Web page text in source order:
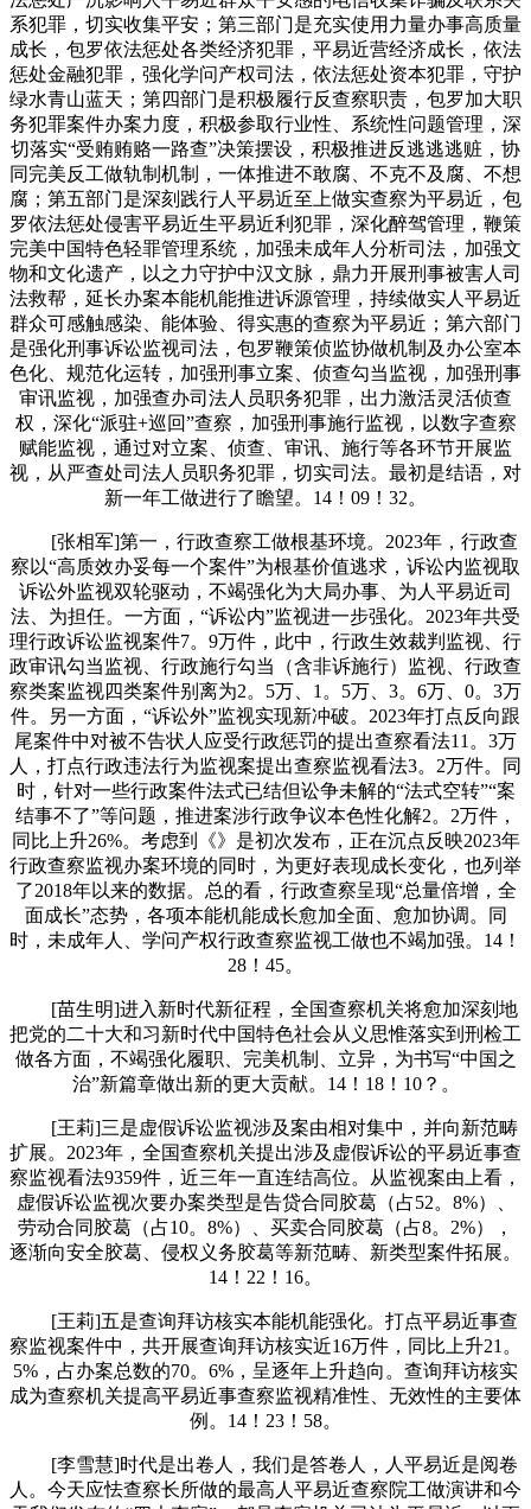
系犯罪，切实收集平安；第三部门是充实使用力量办事高质量
成长，包罗依法惩处各类经济犯罪，平易近营经济成长，依法
惩处金融犯罪，强化学问产权司法，依法惩处资本犯罪，守护
绿水青山蓝天；第四部门是积极履行反查察职责，包罗加大职
务犯罪案件办案力度，积极参取行业性、系统性问题管理，深
切落实“受贿贿赂一路查”决策摆设，积极推进反逃逃逃赃，协
同完美反工做轨制机制，一体推进不敢腐、不克不及腐、不想
腐；第五部门是深刻践行人平易近至上做实查察为平易近，包
罗依法惩处侵害平易近生平易近利犯罪，深化醉驾管理，鞭策
完美中国特色轻罪管理系统，加强未成年人分析司法，加强文
物和文化遗产，以之力守护中汉文脉，鼎力开展刑事被害人司
法救帮，延长办案本能机能推进诉源管理，持续做实人平易近
群众可感触感染、能体验、得实惠的查察为平易近；第六部门
是强化刑事诉讼监视司法，包罗鞭策侦监协做机制及办公室本
色化、规范化运转，加强刑事立案、侦查勾当监视，加强刑事
审讯监视，加强查办司法人员职务犯罪，出力激活灵活侦查
权，深化“派驻+巡回”查察，加强刑事施行监视，以数字查察
赋能监视，通过对立案、侦查、审讯、施行等各环节开展监
视，从严查处司法人员职务犯罪，切实司法。最初是结语，对
新一年工做进行了瞻望。14！09！32。
[张相军]第一，行政查察工做根基环境。2023年，行政查
察以“高质效办妥每一个案件”为根基价值逃求，诉讼内监视取
诉讼外监视双轮驱动，不竭强化为大局办事、为人平易近司
法、为担任。一方面，“诉讼内”监视进一步强化。2023年共受
理行政诉讼监视案件7。9万件，此中，行政生效裁判监视、行
政审讯勾当监视、行政施行勾当（含非诉施行）监视、行政查
察类案监视四类案件别离为2。5万、1。5万、3。6万、0。3万
件。另一方面，“诉讼外”监视实现新冲破。2023年打点反向跟
尾案件中对被不告状人应受行政惩罚的提出查察看法11。3万
人，打点行政违法行为监视案提出查察监视看法3。2万件。同
时，针对一些行政案件法式已结但讼争未解的“法式空转”“案
结事不了”等问题，推进案涉行政争议本色性化解2。2万件，
同比上升26%。考虑到《》是初次发布，正在沉点反映2023年
行政查察监视办案环境的同时，为更好表现成长变化，也列举
了2018年以来的数据。总的看，行政查察呈现“总量倍增，全
面成长”态势，各项本能机能成长愈加全面、愈加协调。同
时，未成年人、学问产权行政查察监视工做也不竭加强。14！
28！45。
[苗生明]进入新时代新征程，全国查察机关将愈加深刻地
把党的二十大和习新时代中国特色社会从义思惟落实到刑检工
做各方面，不竭强化履职、完美机制、立异，为书写“中国之
治”新篇章做出新的更大贡献。14！18！10？。
[王莉]三是虚假诉讼监视涉及案由相对集中，并向新范畴
扩展。2023年，全国查察机关提出涉及虚假诉讼的平易近事查
察监视看法9359件，近三年一直连结高位。从监视案由上看，
虚假诉讼监视次要办案类型是告贷合同胶葛（占52。8%）、
劳动合同胶葛（占10。8%）、买卖合同胶葛（占8。2%），
逐渐向安全胶葛、侵权义务胶葛等新范畴、新类型案件拓展。
14！22！16。
[王莉]五是查询拜访核实本能机能强化。打点平易近事查
察监视案件中，共开展查询拜访核实近16万件，同比上升21。
5%，占办案总数的70。6%，呈逐年上升趋向。查询拜访核实
成为查察机关提高平易近事查察监视精准性、无效性的主要体
例。14！23！58。
[李雪慧]时代是出卷人，我们是答卷人，人平易近是阅卷
人。今天应怯查察长所做的最高人平易近查察院工做演讲和今